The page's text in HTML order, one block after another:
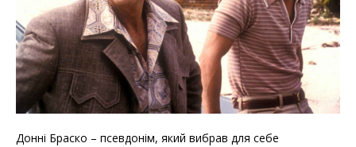
Донні Браско – псевдонім, який вибрав для себе